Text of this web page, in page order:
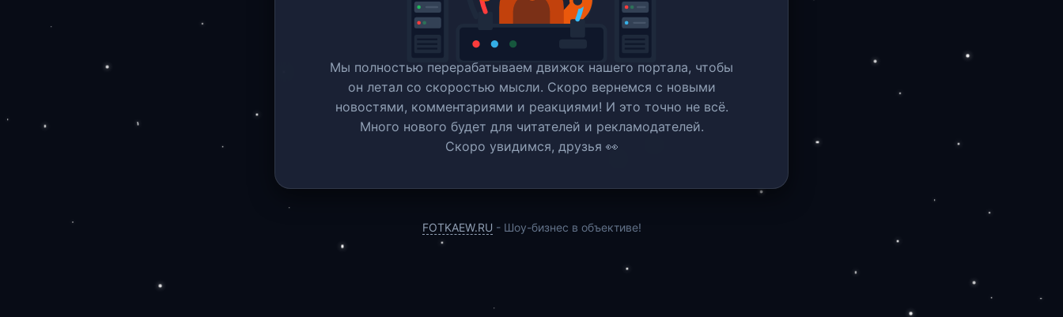
Мы полностью перерабатываем движок нашего портала, чтобы
он летал со скоростью мысли. Скоро вернемся c новыми
новостями, комментариями и реакциями! И это точно не всё.
Много нового будет для читателей и рекламодателей.
Скоро увидимся, друзья 👀
FOTKAEW.RU - Шоу-бизнес в объективе!